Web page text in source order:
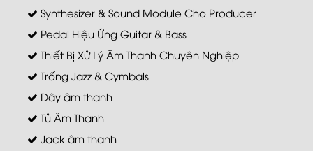
Synthesizer & Sound Module Cho Producer
Pedal Hiệu Ứng Guitar & Bass
Thiết Bị Xử Lý Âm Thanh Chuyên Nghiệp
Trống Jazz & Cymbals
Dây âm thanh
Tủ Âm Thanh
Jack âm thanh